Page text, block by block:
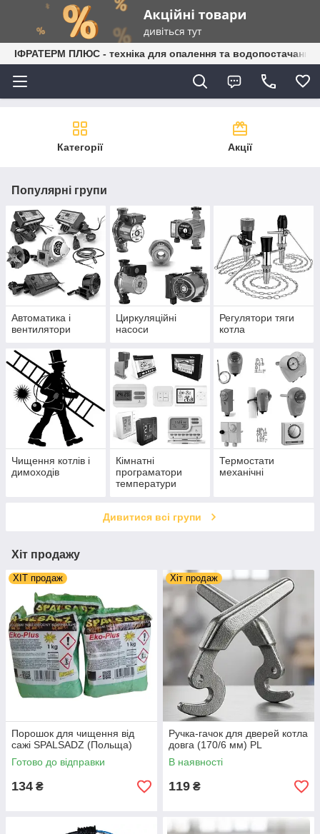
ІФРАТЕРМ ПЛЮС - техніка для опалення та водопостачання
Категорії Акції
Популярні групи
Автоматика і
вентилятори
Циркуляційні
насоси
Регулятори тяги
котла
Чищення котлів і
димоходів
Кімнатні
програматори
температури
Термостати
механічні
Дивитися всі групи
Хіт продажу
ХІТ продаж
Порошок для чищення від
сажі SPALSADZ (Польща)
Готово до відправки
134 ₴
Хіт продаж
Ручка-гачок для дверей котла
довга (170/6 мм) PL
В наявності
119 ₴